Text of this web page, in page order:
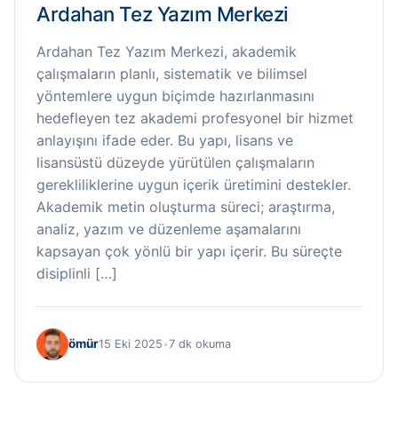
Ardahan Tez Yazım Merkezi
Ardahan Tez Yazım Merkezi, akademik
çalışmaların planlı, sistematik ve bilimsel
yöntemlere uygun biçimde hazırlanmasını
hedefleyen tez akademi profesyonel bir hizmet
anlayışını ifade eder. Bu yapı, lisans ve
lisansüstü düzeyde yürütülen çalışmaların
gerekliliklerine uygun içerik üretimini destekler.
Akademik metin oluşturma süreci; araştırma,
analiz, yazım ve düzenleme aşamalarını
kapsayan çok yönlü bir yapı içerir. Bu süreçte
disiplinli […]
ömür15 Eki 2025 •7 dk okuma